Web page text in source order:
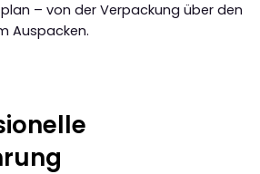
– von der Verpackung über den
Auspacken.